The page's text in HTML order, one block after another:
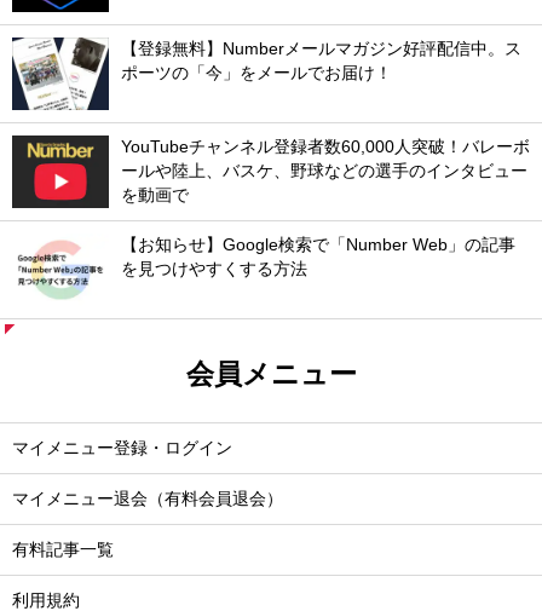
【登録無料】Numberメールマガジン好評配信中。ス
ポーツの「今」をメールでお届け！
YouTubeチャンネル登録者数60,000人突破！バレーボ
ールや陸上、バスケ、野球などの選手のインタビュー
を動画で
【お知らせ】Google検索で「Number Web」の記事
を見つけやすくする方法
会員メニュー
マイメニュー登録・ログイン
マイメニュー退会（有料会員退会）
有料記事一覧
利用規約